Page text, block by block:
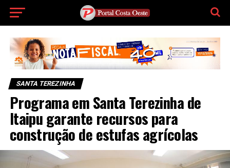
SANTA TEREZINHA
Programa em Santa Terezinha de
Itaipu garante recursos para
construção de estufas agrícolas